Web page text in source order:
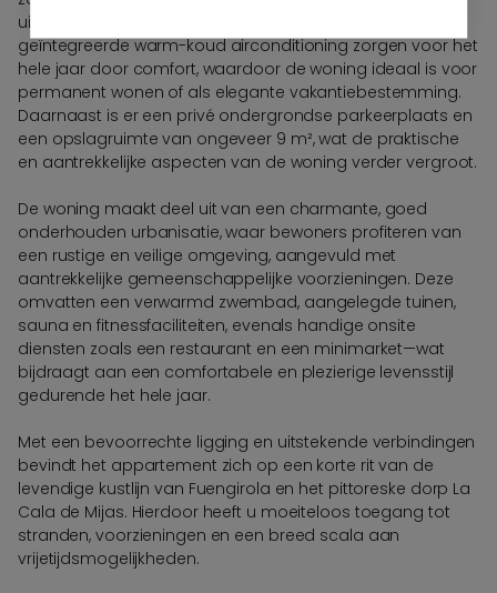
uitstekende staat. Een volledig uitgeruste keuken en
geïntegreerde warm-koud airconditioning zorgen voor het
hele jaar door comfort, waardoor de woning ideaal is voor
permanent wonen of als elegante vakantiebestemming.
Daarnaast is er een privé ondergrondse parkeerplaats en
een opslagruimte van ongeveer 9 m², wat de praktische
en aantrekkelijke aspecten van de woning verder vergroot.
De woning maakt deel uit van een charmante, goed
onderhouden urbanisatie, waar bewoners profiteren van
een rustige en veilige omgeving, aangevuld met
aantrekkelijke gemeenschappelijke voorzieningen. Deze
omvatten een verwarmd zwembad, aangelegde tuinen,
sauna en fitnessfaciliteiten, evenals handige onsite
diensten zoals een restaurant en een minimarket—wat
bijdraagt aan een comfortabele en plezierige levensstijl
gedurende het hele jaar.
Met een bevoorrechte ligging en uitstekende verbindingen
bevindt het appartement zich op een korte rit van de
levendige kustlijn van Fuengirola en het pittoreske dorp La
Cala de Mijas. Hierdoor heeft u moeiteloos toegang tot
stranden, voorzieningen en een breed scala aan
vrijetijdsmogelijkheden.